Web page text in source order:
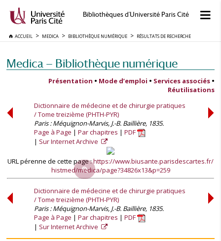
Bibliothèques d'Université Paris Cité
ACCUEIL MEDICA BIBLIOTHÈQUE NUMÉRIQUE RÉSULTATS DE RECHERCHE
Medica — Bibliothèque numérique
Présentation • Mode d’emploi • Services associés •
Réutilisations
Dictionnaire de médecine et de chirurgie pratiques
/ Tome treizième (PHTH-PYR)
Paris : Méquignon-Marvis, J.-B. Baillière, 1835.
Page à Page
Par chapitres
PDF
Sur Internet Archive
URL pérenne de cette page :https://www.biusante.parisdescartes.fr/
histmed/medica/page?34826x13&p=259
Dictionnaire de médecine et de chirurgie pratiques
/ Tome treizième (PHTH-PYR)
Paris : Méquignon-Marvis, J.-B. Baillière, 1835.
Page à Page
Par chapitres
PDF
Sur Internet Archive